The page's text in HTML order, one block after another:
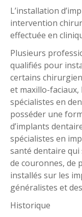
L’installation
intervention
effectuée en
Plusieurs
qualifiés pour
certains
et maxillo-faciaux,
spécialistes en
posséder une
d’implants
spécialistes en
santé dentaire qui
de couronnes, de
installés sur les
généralistes et
Historique